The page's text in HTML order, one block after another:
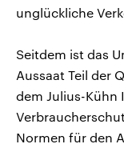
unglückliche
Seitdem ist das
Aussaat Teil der
dem Julius-Kühn
Normen für den